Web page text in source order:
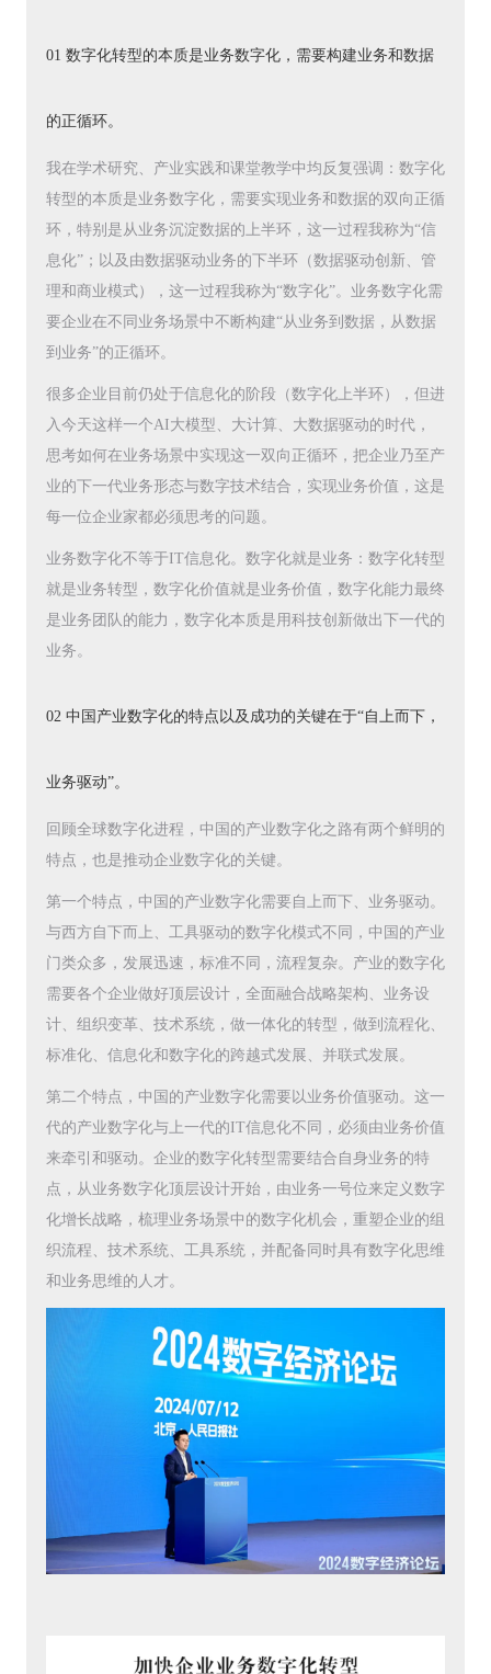
01 数字化转型的本质是业务数字化，需要构建业务和数据
的正循环。
我在学术研究、产业实践和课堂教学中均反复强调：数字化
转型的本质是业务数字化，需要实现业务和数据的双向正循
环，特别是从业务沉淀数据的上半环，这一过程我称为“信
息化”；以及由数据驱动业务的下半环（数据驱动创新、管
理和商业模式），这一过程我称为“数字化”。业务数字化需
要企业在不同业务场景中不断构建“从业务到数据，从数据
到业务”的正循环。
很多企业目前仍处于信息化的阶段（数字化上半环），但进
入今天这样一个AI大模型、大计算、大数据驱动的时代，
思考如何在业务场景中实现这一双向正循环，把企业乃至产
业的下一代业务形态与数字技术结合，实现业务价值，这是
每一位企业家都必须思考的问题。
业务数字化不等于IT信息化。数字化就是业务：数字化转型
就是业务转型，数字化价值就是业务价值，数字化能力最终
是业务团队的能力，数字化本质是用科技创新做出下一代的
业务。
02 中国产业数字化的特点以及成功的关键在于“自上而下，
业务驱动”。
回顾全球数字化进程，中国的产业数字化之路有两个鲜明的
特点，也是推动企业数字化的关键。
第一个特点，中国的产业数字化需要自上而下、业务驱动。
与西方自下而上、工具驱动的数字化模式不同，中国的产业
门类众多，发展迅速，标准不同，流程复杂。产业的数字化
需要各个企业做好顶层设计，全面融合战略架构、业务设
计、组织变革、技术系统，做一体化的转型，做到流程化、
标准化、信息化和数字化的跨越式发展、并联式发展。
第二个特点，中国的产业数字化需要以业务价值驱动。这一
代的产业数字化与上一代的IT信息化不同，必须由业务价值
来牵引和驱动。企业的数字化转型需要结合自身业务的特
点，从业务数字化顶层设计开始，由业务一号位来定义数字
化增长战略，梳理业务场景中的数字化机会，重塑企业的组
织流程、技术系统、工具系统，并配备同时具有数字化思维
和业务思维的人才。